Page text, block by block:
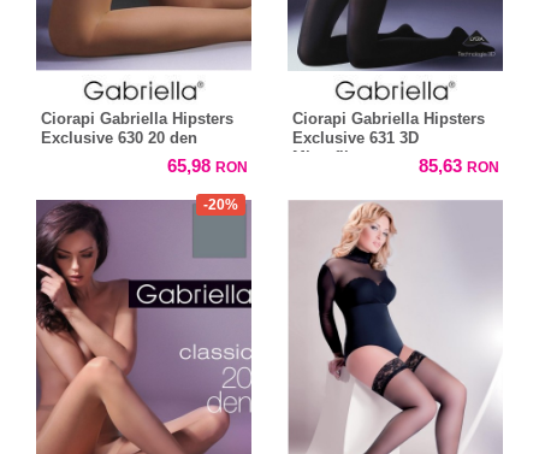
Ciorapi Gabriella Hipsters
Exclusive 630 20 den
65,98 RON
Ciorapi Gabriella Hipsters
Exclusive 631 3D
Microfibre
85,63 RON
-20%